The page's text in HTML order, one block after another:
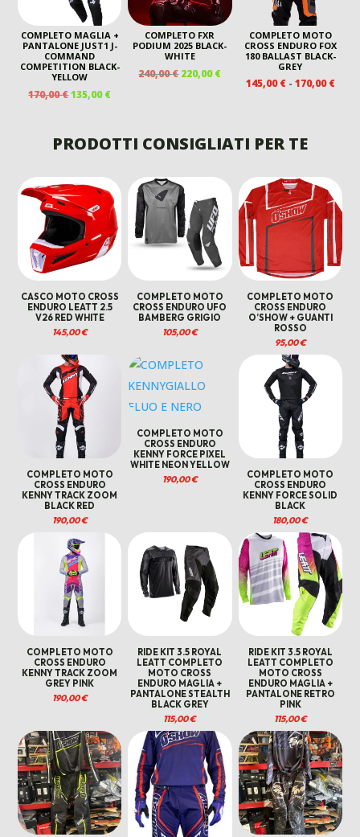
COMPLETO MAGLIA +
PANTALONE JUST1 J-
COMMAND
COMPETITION BLACK-
YELLOW
170,00€IL
ERA:
170,00 €.
135,00€IL
È:
135,00 €.
COMPLETO FXR
PODIUM 2025 BLACK-
WHITE
240,00€ IL
220,00€IL
PREZZO
COMPLETO MOTO
CROSS ENDURO FOX
180 BALLAST BLACK-
GREY
145,00€ - 170,00€
PRODOTTI CONSIGLIATI PER TE
CASCO MOTO CROSS
ENDURO LEATT 2.5
V26 RED WHITE
145,00€
COMPLETO MOTO
CROSS ENDURO UFO
BAMBERG GRIGIO
105,00€
COMPLETO MOTO
CROSS ENDURO
O’SHOW + GUANTI
ROSSO
95,00€
COMPLETO MOTO
CROSS ENDURO
KENNY TRACK ZOOM
BLACK RED
190,00€
COMPLETO MOTO
CROSS ENDURO
KENNY FORCE PIXEL
WHITE NEON YELLOW
190,00€
COMPLETO MOTO
CROSS ENDURO
KENNY FORCE SOLID
BLACK
180,00€
COMPLETO MOTO
CROSS ENDURO
KENNY TRACK ZOOM
GREY PINK
190,00€
RIDE KIT 3.5 ROYAL
LEATT COMPLETO
MOTO CROSS
ENDURO MAGLIA +
PANTALONE STEALTH
BLACK GREY
115,00€
RIDE KIT 3.5 ROYAL
LEATT COMPLETO
MOTO CROSS
ENDURO MAGLIA +
PANTALONE RETRO
PINK
115,00€